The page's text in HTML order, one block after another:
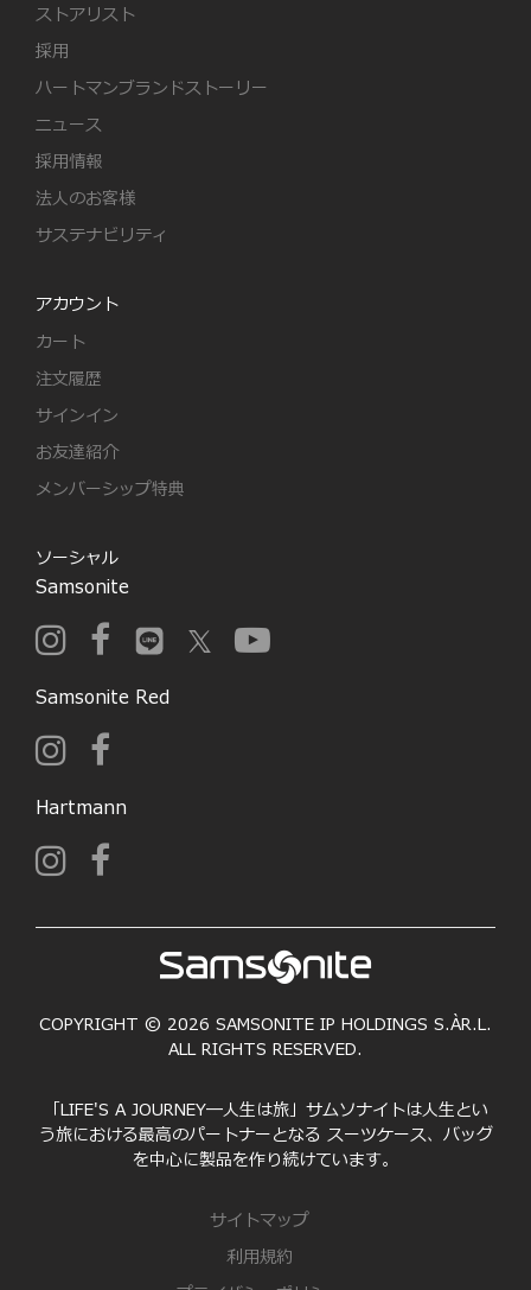
ストアリスト
採用
ハートマンブランドストーリー
ニュース
採用情報
法人のお客様
サステナビリティ
アカウント
カート
注文履歴
サインイン
お友達紹介
メンバーシップ特典
ソーシャル
Samsonite
Samsonite Red
Hartmann
COPYRIGHT © 2026 SAMSONITE IP HOLDINGS S.ÀR.L.
ALL RIGHTS RESERVED.
「LIFE'S A JOURNEY―人生は旅」サムソナイトは人生とい
う旅における最高のパートナーとなる スーツケース、バッグ
を中心に製品を作り続けています。
サイトマップ
利用規約